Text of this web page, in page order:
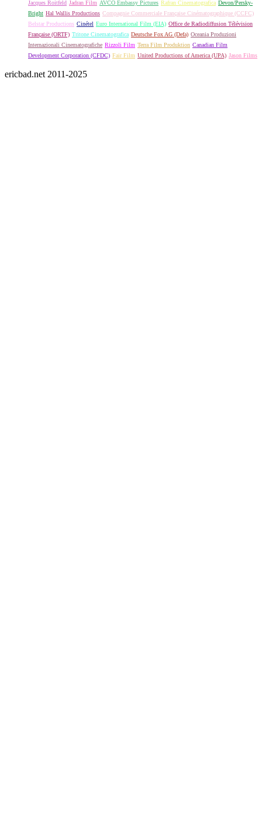
Jacques Roitfeld Jadran Film AVCO Embassy Pictures Rafran Cinematografica Devon/Persky-
Bright Hal Wallis Productions Compagnie Commerciale Française Cinématographique (CCFC)
Belstar Productions Cinétel Euro International Film (EIA) Office de Radiodiffusion Télévision
Française (ORTF) Tritone Cinematografica Deutsche Fox AG (Defa) Oceania Produzioni
Internazionali Cinematografiche Rizzoli Film Terra Film Produktion Canadian Film
Development Corporation (CFDC) Fair Film United Productions of America (UPA) Jason Films
ericbad.net 2011-2025